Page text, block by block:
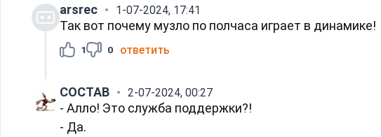
arsrec 1-07-2024, 17:41
Так вот почему музло по полчаса играет в динамике!
1 0 ответить
COCTAB 2-07-2024, 00:27
- Алло! Это служба поддержки?!
- Да.